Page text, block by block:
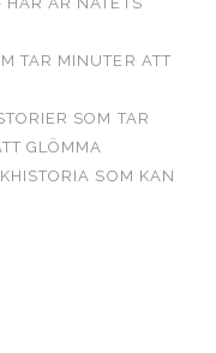
TAR MINUTER ATT
SOM TAR
GLÖMMA
SOM KAN